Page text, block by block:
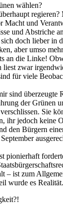
wählen?
regieren?
Macht und
und Abstriche
doch lieber in
aber umso
an die Linke!
liest zwar
für viele
sind überzeugte
der Grünen
Sie
ihr jedoch keine
den Bürgern
pionierhaft
– ist zum
wurde es Realität.